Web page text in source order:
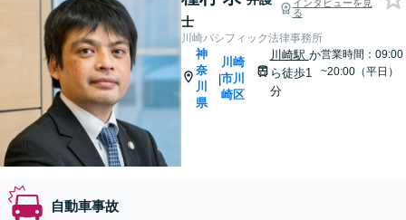
士
インタビューを見
る
川崎パシフィック法律事務所
神
奈
川
県
|
川崎
市川
崎区
川崎駅 か
ら徒歩1
分
営業時間：09:00
~20:00（平日）
自動車事故